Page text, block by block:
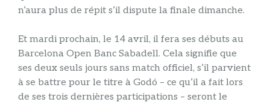
n’aura plus de répit s’il dispute la finale dimanche.
Et mardi prochain, le 14 avril, il fera ses débuts au
Barcelona Open Banc Sabadell. Cela signifie que
ses deux seuls jours sans match officiel, s’il parvient
à se battre pour le titre à Godó – ce qu’il a fait lors
de ses trois dernières participations – seront le